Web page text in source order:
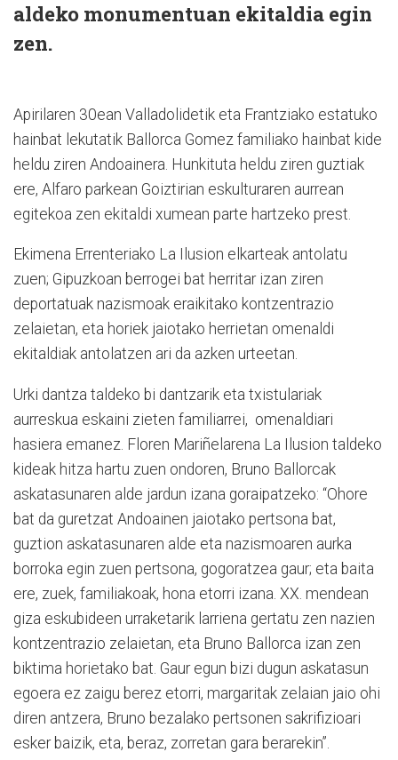
aldeko monumentuan ekitaldia egin
zen.
Apirilaren 30ean Valladolidetik eta Frantziako estatuko
hainbat lekutatik Ballorca Gomez familiako hainbat kide
heldu ziren Andoainera. Hunkituta heldu ziren guztiak
ere, Alfaro parkean Goiztirian eskulturaren aurrean
egitekoa zen ekitaldi xumean parte hartzeko prest.
Ekimena Errenteriako La Ilusion elkarteak antolatu
zuen; Gipuzkoan berrogei bat herritar izan ziren
deportatuak nazismoak eraikitako kontzentrazio
zelaietan, eta horiek jaiotako herrietan omenaldi
ekitaldiak antolatzen ari da azken urteetan.
Urki dantza taldeko bi dantzarik eta txistulariak
aurreskua eskaini zieten familiarrei, omenaldiari
hasiera emanez. Floren Mariñelarena La Ilusion taldeko
kideak hitza hartu zuen ondoren, Bruno Ballorcak
askatasunaren alde jardun izana goraipatzeko: “Ohore
bat da guretzat Andoainen jaiotako pertsona bat,
guztion askatasunaren alde eta nazismoaren aurka
borroka egin zuen pertsona, gogoratzea gaur; eta baita
ere, zuek, familiakoak, hona etorri izana. XX. mendean
giza eskubideen urraketarik larriena gertatu zen nazien
kontzentrazio zelaietan, eta Bruno Ballorca izan zen
biktima horietako bat. Gaur egun bizi dugun askatasun
egoera ez zaigu berez etorri, margaritak zelaian jaio ohi
diren antzera, Bruno bezalako pertsonen sakrifizioari
esker baizik, eta, beraz, zorretan gara berarekin”.